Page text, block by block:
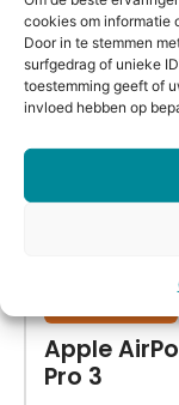
cookies om informatie
Door in te stemmen
surfgedrag of unieke
toestemming geeft of
invloed hebben op
Apple
Pro 3